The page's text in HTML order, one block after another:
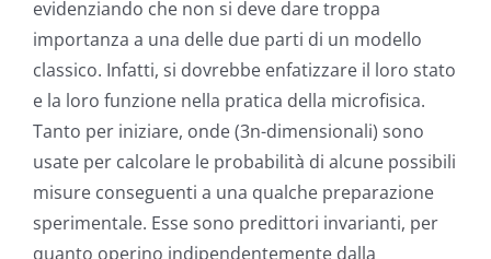
evidenziando che non si deve dare troppa
importanza a una delle due parti di un modello
classico. Infatti, si dovrebbe enfatizzare il loro stato
e la loro funzione nella pratica della microfisica.
Tanto per iniziare, onde (3n-dimensionali) sono
usate per calcolare le probabilità di alcune possibili
misure conseguenti a una qualche preparazione
sperimentale. Esse sono predittori invarianti, per
quanto operino indipendentemente dalla